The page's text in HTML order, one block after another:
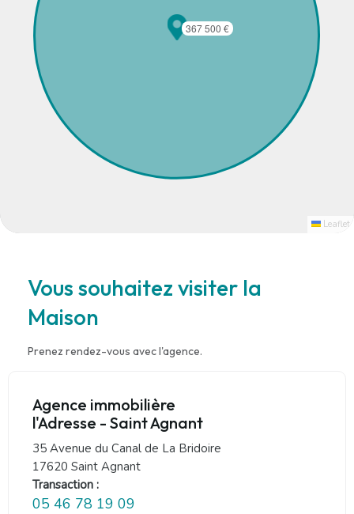
367 500 €
Leaflet
Vous souhaitez visiter la
Maison
Prenez rendez-vous avec l'agence.
Agence immobilière
l'Adresse - Saint Agnant
35 Avenue du Canal de La Bridoire
17620 Saint Agnant
Transaction :
05 46 78 19 09